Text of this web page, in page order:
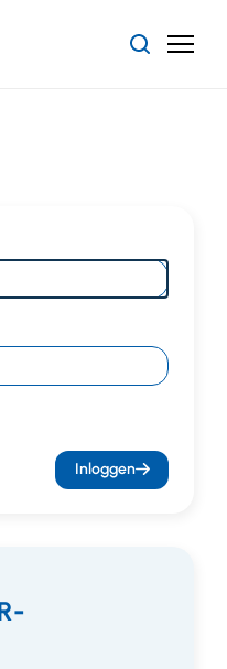
ZoekenMenu
Inloggen